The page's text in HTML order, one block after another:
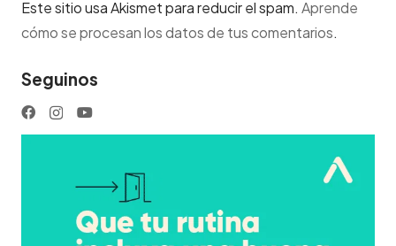
Este sitio usa Akismet para reducir el spam. Aprende
cómo se procesan los datos de tus comentarios.
Seguinos